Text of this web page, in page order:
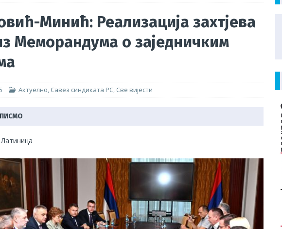
немилосрдне, грађевинци незаштићени, ПОГИБИЈА
њихове породице!
Синдиката радника унутрашњих послова
Минић: Реализација захтјева
Меморандума о заједничким
Актуелно, Савез синдиката РС, Све вијести
Латиница